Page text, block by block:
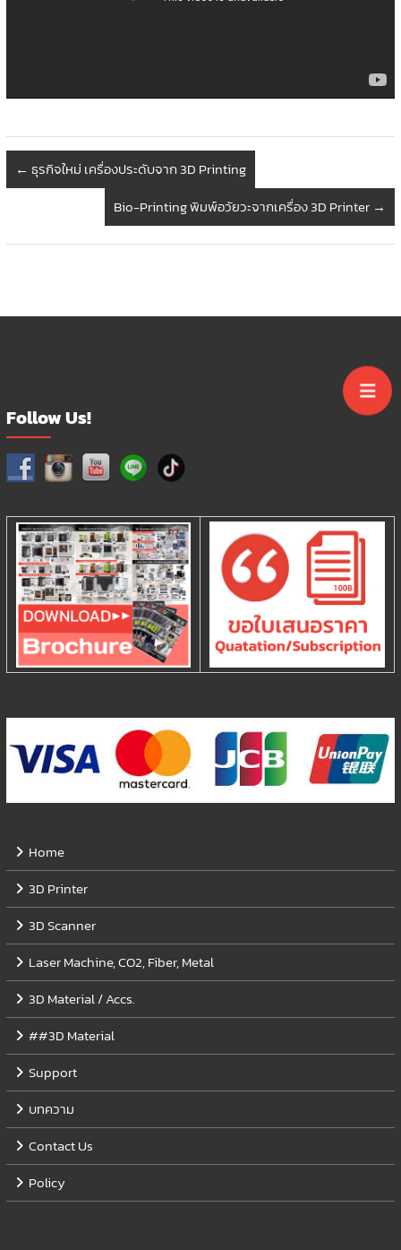
← ธุรกิจใหม่ เครื่องประดับจาก 3D Printing
Bio-Printing พิมพ์อวัยวะจากเครื่อง 3D Printer →
Follow Us!
Home
3D Printer
3D Scanner
Laser Machine, CO2, Fiber, Metal
3D Material / Accs.
##3D Material
Support
บทความ
Contact Us
Policy